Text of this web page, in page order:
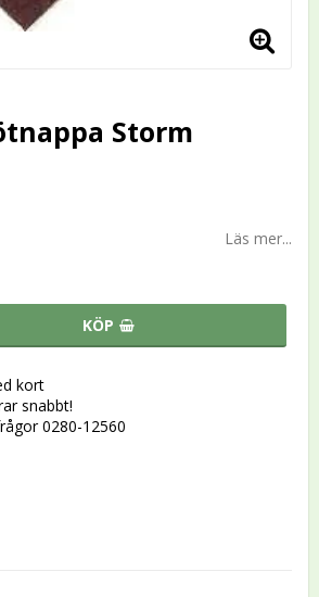
Storm
Läs mer...
KÖP
kort
snabbt!
0280-12560